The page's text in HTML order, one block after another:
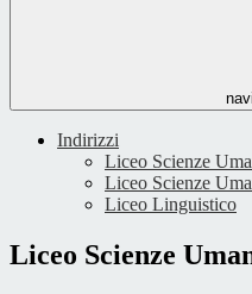
Indirizzi
Liceo Scienze
Liceo Scienze
Liceo Linguistico
Liceo Scienze